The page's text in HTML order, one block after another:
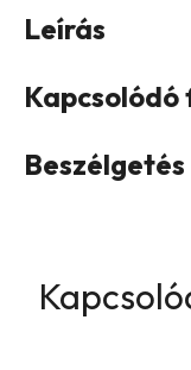
Leírás
Kapcsolódó
Beszélgetés